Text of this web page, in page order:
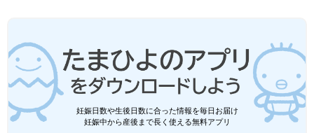
妊娠日数や生後日数に合った情報を毎日お届け
妊娠中から産後まで長く使える無料アプリ